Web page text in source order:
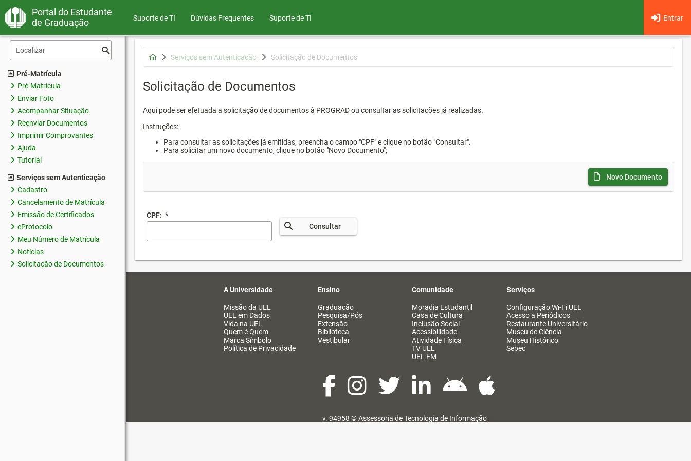
Portal do Estudante
de Graduação
Suporte de TI Dúvidas Frequentes Entrar
Suporte de TI
Pré-Matrícula
Pré-Matrícula
Enviar Foto
Acompanhar Situação
Reenviar Documentos
Imprimir Comprovantes
Ajuda
Tutorial
Serviços sem Autenticação
Cadastro
Cancelamento de Matrícula
Emissão de Certificados
eProtocolo
Meu Número de Matrícula
Notícias
Solicitação de Documentos
Serviços sem Autenticação Solicitação de Documentos
Solicitação de Documentos
Aqui pode ser efetuada a solicitação de documentos à PROGRAD ou consultar as solicitações já realizadas.
Instruções:
Para consultar as solicitações já emitidas, preencha o campo "CPF" e clique no botão "Consultar".
Para solicitar um novo documento, clique no botão "Novo Documento";
Novo Documento
CPF: *
Consultar
A Universidade
Missão da UEL
UEL em Dados
Vida na UEL
Quem é Quem
Marca Símbolo
Política de Privacidade
Ensino
Graduação
Pesquisa/Pós
Extensão
Biblioteca
Vestibular
Comunidade
Moradia Estudantil
Casa de Cultura
Inclusão Social
Acessibilidade
Atividade Física
TV UEL
UEL FM
Serviços
Configuração Wi-Fi UEL
Acesso a Periódicos
Restaurante Universitário
Museu de Ciência
Museu Histórico
Sebec
v. 94958 ©Assessoria de Tecnologia de Informação